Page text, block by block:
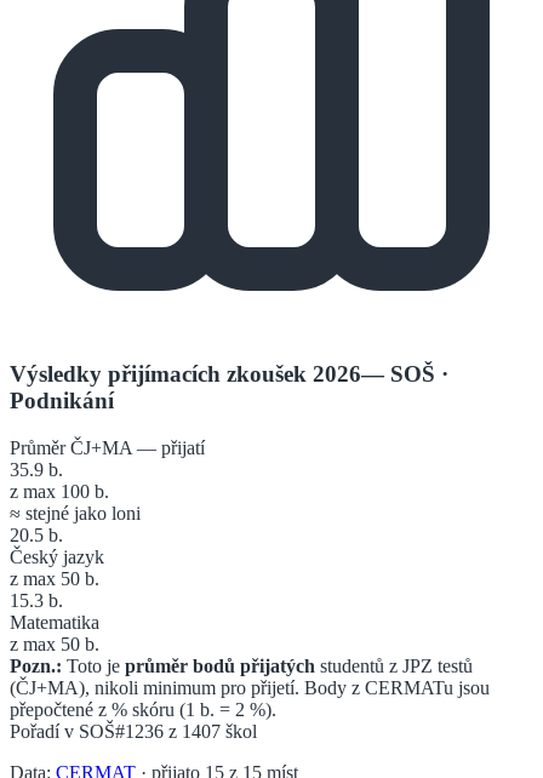
Výsledky přijímacích zkoušek 2026— SOŠ ·
Podnikání
Průměr ČJ+MA — přijatí
35.9 b.
z max 100 b.
≈ stejné jako loni
20.5 b.
Český jazyk
z max 50 b.
15.3 b.
Matematika
z max 50 b.
Pozn.: Toto je průměr bodů přijatých studentů z JPZ testů
(ČJ+MA), nikoli minimum pro přijetí. Body z CERMATu jsou
přepočtené z % skóru (1 b. = 2 %).
Pořadí v SOŠ#1236 z 1407 škol
Data: CERMAT · přijato 15 z 15 míst